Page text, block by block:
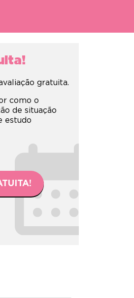
gratuita.
como o
de situação
estudo